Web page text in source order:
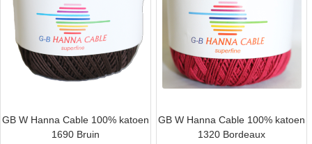
GB W Hanna Cable 100% katoen
1690 Bruin
GB W Hanna Cable 100% katoen
1320 Bordeaux